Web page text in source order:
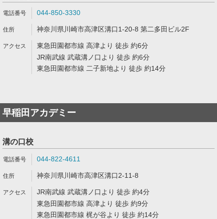
044-850-3330
神奈川県川崎市高津区溝口1-20-8 第二多田ビル2F
東急田園都市線 高津より 徒歩 約6分
JR南武線 武蔵溝ノ口より 徒歩 約6分
東急田園都市線 二子新地より 徒歩 約14分
早稲田アカデミー
溝の口校
044-822-4611
神奈川県川崎市高津区溝口2-11-8
JR南武線 武蔵溝ノ口より 徒歩 約4分
東急田園都市線 高津より 徒歩 約9分
東急田園都市線 梶が谷より 徒歩 約14分